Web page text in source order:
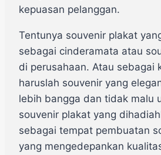
kepuasan pelanggan.
Tentunya souvenir plakat
sebagai cinderamata atau
di perusahaan. Atau sebagai
haruslah souvenir yang
lebih bangga dan tidak malu
souvenir plakat yang
sebagai tempat pembuatan
yang mengedepankan